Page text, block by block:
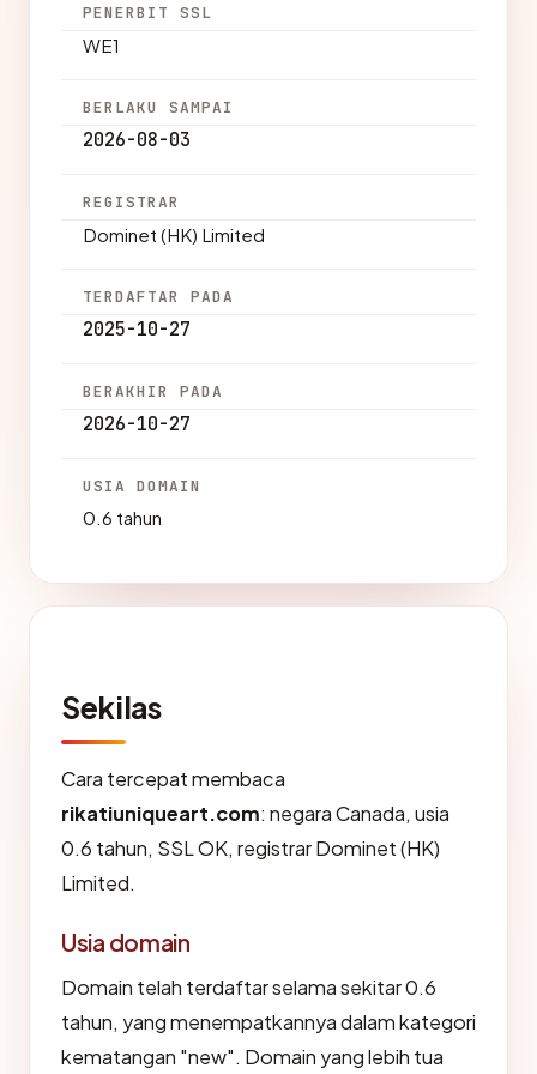
PENERBIT SSL
WE1
BERLAKU SAMPAI
2026-08-03
REGISTRAR
Dominet (HK) Limited
TERDAFTAR PADA
2025-10-27
BERAKHIR PADA
2026-10-27
USIA DOMAIN
0.6 tahun
Sekilas
Cara tercepat membaca
rikatiuniqueart.com: negara Canada, usia
0.6 tahun, SSL OK, registrar Dominet (HK)
Limited.
Usia domain
Domain telah terdaftar selama sekitar 0.6
tahun, yang menempatkannya dalam kategori
kematangan "new". Domain yang lebih tua